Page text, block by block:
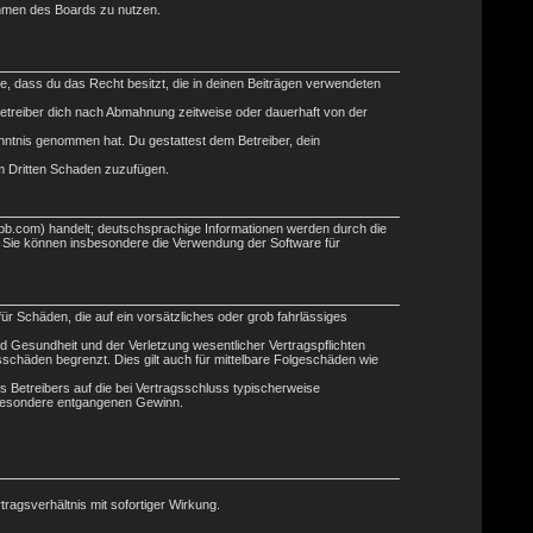
des Boards zu nutzen.
dass du das Recht besitzt, die in deinen Beiträgen verwendeten
dich nach Abmahnung zeitweise oder dauerhaft von der
genommen hat. Du gestattest dem Betreiber, dein
Dritten Schaden zuzufügen.
handelt; deutschsprachige Informationen werden durch die
können insbesondere die Verwendung der Software für
Schäden, die auf ein vorsätzliches oder grob fahrlässiges
und der Verletzung wesentlicher Vertragspflichten
begrenzt. Dies gilt auch für mittelbare Folgeschäden wie
Betreibers auf die bei Vertragsschluss typischerweise
entgangenen Gewinn.
mit sofortiger Wirkung.